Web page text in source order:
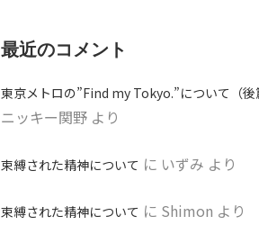
最近のコメント
東京メトロの”Find my Tokyo.”について（後
ニッキー関野 より
束縛された精神について に いずみ より
束縛された精神について に Shimon より